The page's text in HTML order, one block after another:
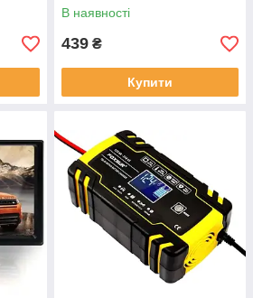
В наявності
439 ₴
Купити